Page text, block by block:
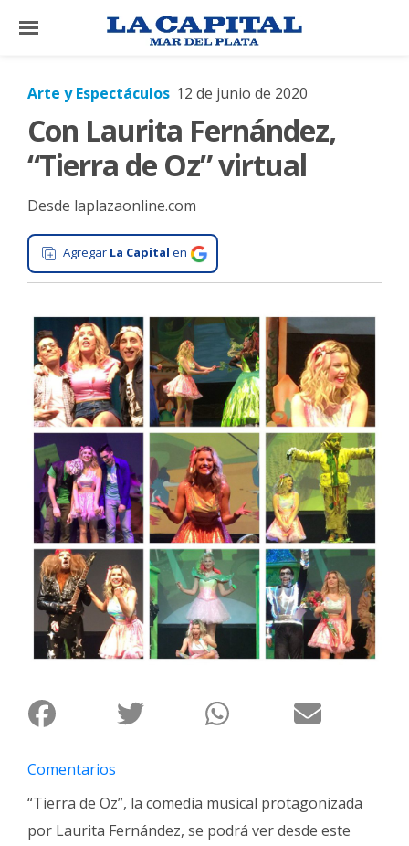
×
El
País
Mundo
La
Zona
Tecnología
Gastronomía
Salud
Interés
General
La
Ciudad
Deportes
Arte
Espectáculos
Policiales
Fotos
Fúnebres
Arte y Espectáculos 12 de junio de 2020
Con Laurita Fernández,
“Tierra de Oz” virtual
Desde laplazaonline.com
Agregar La Capital en
Comentarios
“Tierra de Oz”, la comedia musical protagonizada
por Laurita Fernández, se podrá ver desde este